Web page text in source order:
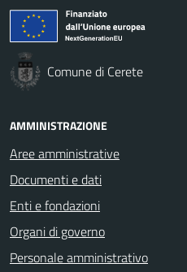
Comune di Cerete
AMMINISTRAZIONE
Aree amministrative
Documenti e dati
Enti e fondazioni
Organi di governo
Personale amministrativo